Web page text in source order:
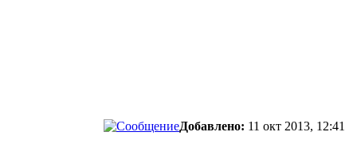
Добавлено: 11 окт 2013, 12:41